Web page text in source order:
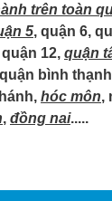
trên toàn
5, quận 6,
12, quận
bình
hóc môn,
, đồng nai.....